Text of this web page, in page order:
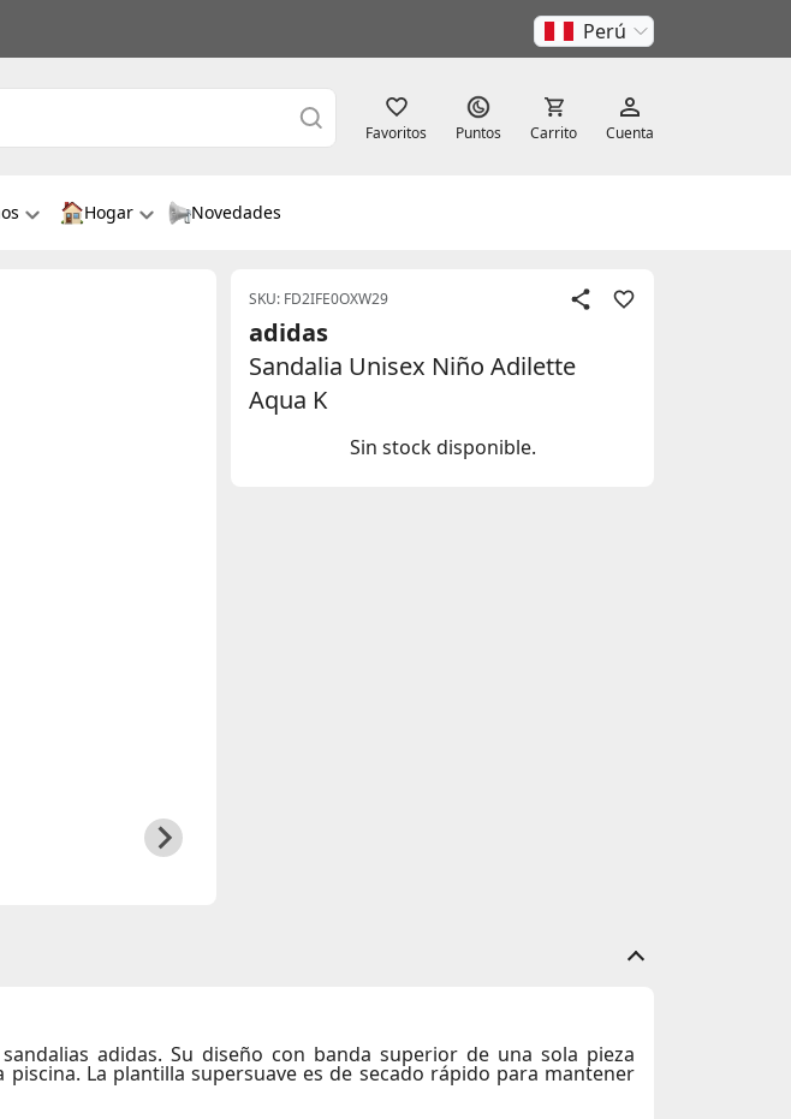
Perú
Favoritos Puntos Carrito Cuenta
Hogar Novedades
SKU: FD2IFE0OXW29
adidas
Sandalia Unisex Niño Adilette
Aqua K
Sin stock disponible.
adidas. Su diseño con banda superior de una sola pieza
La plantilla supersuave es de secado rápido para mantener